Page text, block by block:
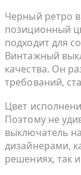
Черный ретро
позиционный
подходит для
Винтажный
качества. Он
требований,
Цвет
Поэтому не
выключатель
дизайнерами,
решениях, так